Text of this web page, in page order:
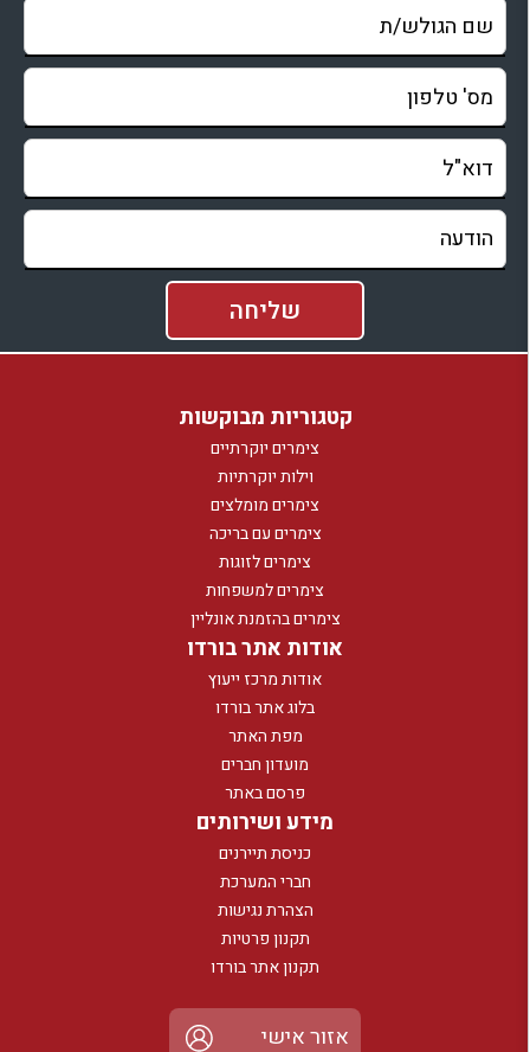
קטגוריות מבוקשות
צימרים יוקרתיים
וילות יוקרתיות
צימרים מומלצים
צימרים עם בריכה
צימרים לזוגות
צימרים למשפחות
צימרים בהזמנת אונליין
אודות אתר בורדו
אודות מרכז ייעוץ
בלוג אתר בורדו
מפת האתר
מועדון חברים
פרסם באתר
מידע ושירותים
כניסת תיירנים
חברי המערכת
הצהרת נגישות
תקנון פרטיות
תקנון אתר בורדו
אזור אישי